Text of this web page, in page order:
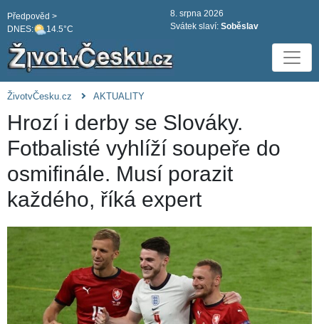
DNES: 14.5°C
Předpověd >
8. srpna 2026
Svátek slaví: Soběslav
ŽivotvČesku.cz AKTUALITY
Hrozí i derby se Slováky.
Fotbalisté vyhlíží soupeře do
osmifinále. Musí porazit
každého, říká expert